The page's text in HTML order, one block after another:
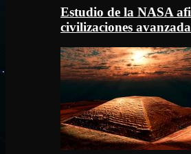
Estudio de la NASA
civilizaciones